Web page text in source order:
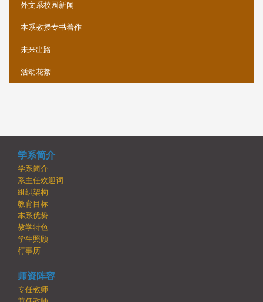
外文系校园新闻
本系教授专书着作
未来出路
活动花絮
学系简介
学系简介
系主任欢迎词
组织架构
教育目标
本系优势
教学特色
学生照顾
行事历
师资阵容
专任教师